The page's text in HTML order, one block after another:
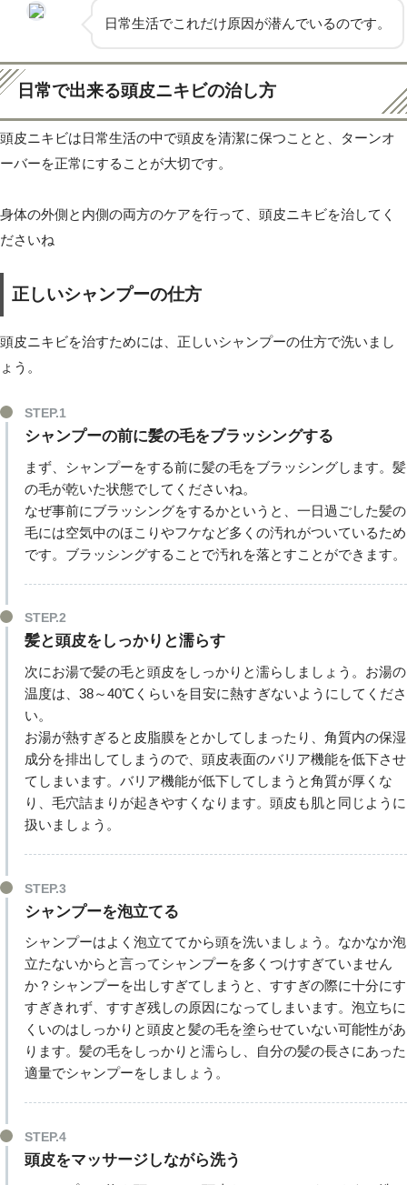
日常生活でこれだけ原因が潜んでいるのです。
日常で出来る頭皮ニキビの治し方
頭皮ニキビは日常生活の中で頭皮を清潔に保つことと、ターンオ
ーバーを正常にすることが大切です。
身体の外側と内側の両方のケアを行って、頭皮ニキビを治してく
ださいね
正しいシャンプーの仕方
頭皮ニキビを治すためには、正しいシャンプーの仕方で洗いまし
ょう。
STEP.1
シャンプーの前に髪の毛をブラッシングする
まず、シャンプーをする前に髪の毛をブラッシングします。髪
の毛が乾いた状態でしてくださいね。
なぜ事前にブラッシングをするかというと、一日過ごした髪の
毛には空気中のほこりやフケなど多くの汚れがついているため
です。ブラッシングすることで汚れを落とすことができます。
STEP.2
髪と頭皮をしっかりと濡らす
次にお湯で髪の毛と頭皮をしっかりと濡らしましょう。お湯の
温度は、38～40℃くらいを目安に熱すぎないようにしてくださ
い。
お湯が熱すぎると皮脂膜をとかしてしまったり、角質内の保湿
成分を排出してしまうので、頭皮表面のバリア機能を低下させ
てしまいます。バリア機能が低下してしまうと角質が厚くな
り、毛穴詰まりが起きやすくなります。頭皮も肌と同じように
扱いましょう。
STEP.3
シャンプーを泡立てる
シャンプーはよく泡立ててから頭を洗いましょう。なかなか泡
立たないからと言ってシャンプーを多くつけすぎていません
か？シャンプーを出しすぎてしまうと、すすぎの際に十分にす
すぎきれず、すすぎ残しの原因になってしまいます。泡立ちに
くいのはしっかりと頭皮と髪の毛を塗らせていない可能性があ
ります。髪の毛をしっかりと濡らし、自分の髪の長さにあった
適量でシャンプーをしましょう。
STEP.4
頭皮をマッサージしながら洗う